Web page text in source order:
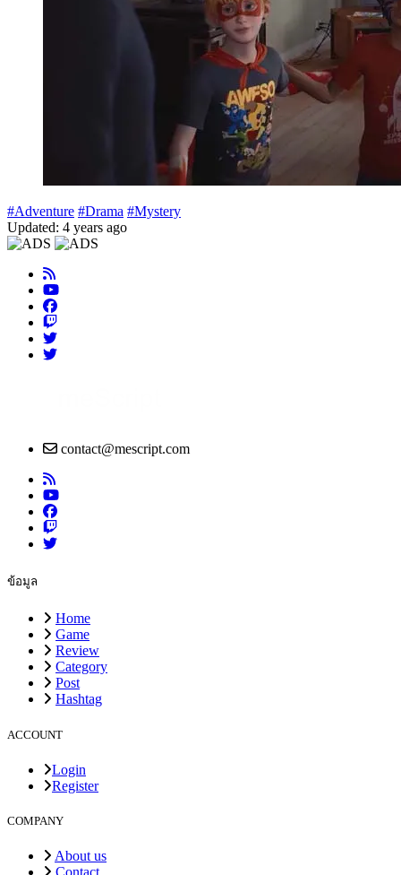
#Adventure #Drama #Mystery
Updated: 4 years ago
contact@mescript.com
ข้อมูล
Home
Game
Review
Category
Post
Hashtag
ACCOUNT
Login
Register
COMPANY
About us
Contact